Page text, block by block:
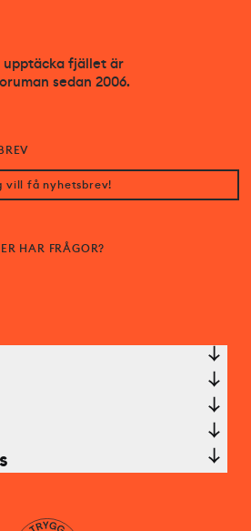
fjället är
sedan 2006.
HAR FRÅGOR?
vill få nyhetsbrev!